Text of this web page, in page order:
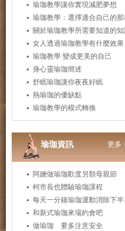
瑜珈教學讓你實現減肥夢想
瑜珈教學：選擇適合自己的
關於瑜珈教學所需要知道的
女人透過瑜珈教學有什麼效果
瑜珈教學 變成更美的自己
身心靈瑜珈簡述
舒眠瑜珈讓你夜夜好眠
熱瑜珈的優缺點
瑜珈教學的模式轉換
更多
瑜珈資訊
阿嬤做瑜珈歡度另類母親節
柯市長也體驗瑜珈課程
每
和新式瑜珈來場約會吧
做瑜珈 要多注意安全